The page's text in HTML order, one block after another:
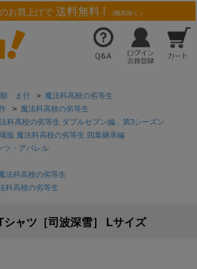
お買上げで 送料無料 ! （離島除く）
順 ま行 > 魔法科高校の劣等生
> 魔法科高校の劣等生
科高校の劣等生 ダブルセブン編、第3シーズン
版 魔法科高校の劣等生 四葉継承編
ツ・アパレル
法科高校の劣等生
科高校の劣等生
シャツ［司波深雪］ Lサイズ